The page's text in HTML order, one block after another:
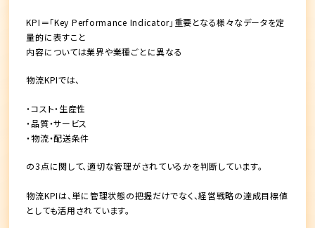
KPI＝「Key Performance Indicator」重要となる様々なデータを定
量的に表すこと
内容については業界や業種ごとに異なる
物流KPIでは、
・コスト・生産性
・品質・サービス
・物流・配送条件
の3点に関して、適切な管理がされているかを判断しています。
物流KPIは、 単に管理状態の把握だけでなく、経営戦略の達成目標値
としても活用されています。